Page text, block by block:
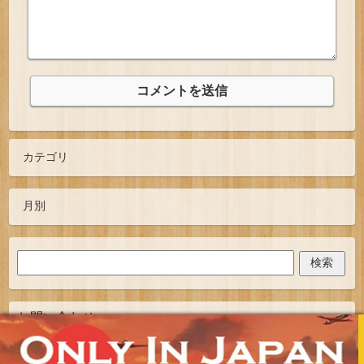
お問い合わせ